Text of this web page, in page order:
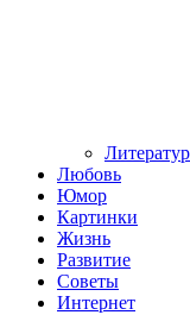
Любовь
Юмор
Картинки
Жизнь
Развитие
Советы
Интернет